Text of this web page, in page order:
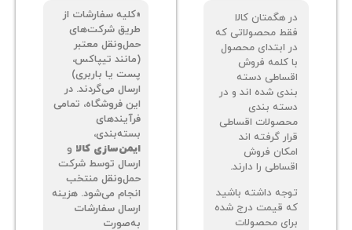
محصولاتی که
ابتدای محصول
شده اند و در
اقساطی
را دارند.
داشته باشید
قیمت درج شده
«کلیه سفارشات از
طریق شرکت‌های
حمل‌ونقل معتبر
(مانند تیپاکس،
پست یا باربری)
ارسال می‌گردند. در
این فروشگاه، تمامی
ایمن‌سازی کالاو
ارسال توسط شرکت
حمل‌ونقل منتخب
انجام می‌شود. هزینه
ارسال سفارشات